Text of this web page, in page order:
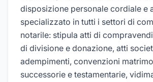
disposizione personale cordiale e
specializzato in tutti i settori di
notarile: stipula atti di
di divisione e donazione, atti
adempimenti, convenzioni
successorie e testamentarie,